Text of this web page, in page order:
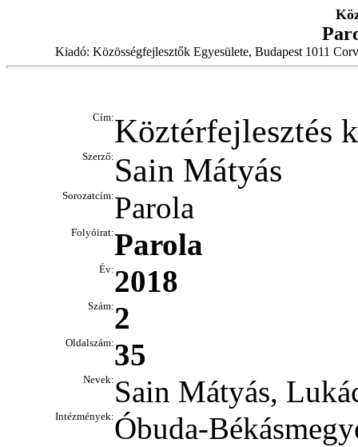
Kiadó: Közösségfejlesztők Egyesülete, Budapest 1011
Cím:Köztérfejlesztés
Szerző: Sain Mátyás
Sorozatcím:Parola
Folyóirat:Parola
Év:2018
Szám:2
Oldalszám:35
Nevek: Sain Mátyás,
Intézmények:Óbuda-